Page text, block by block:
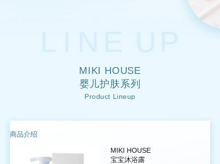
MIKI HOUSE
婴儿护肤系列
Product Lineup
商品介绍
MIKI HOUSE
宝宝沐浴露